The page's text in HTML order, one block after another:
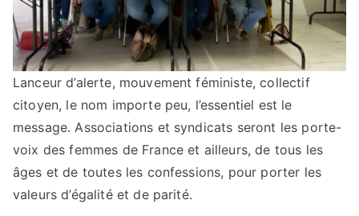
Lanceur d’alerte, mouvement féministe, collectif
citoyen, le nom importe peu, l’essentiel est le
message. Associations et syndicats seront les porte-
voix des femmes de France et ailleurs, de tous les
âges et de toutes les confessions, pour porter les
valeurs d’égalité et de parité.